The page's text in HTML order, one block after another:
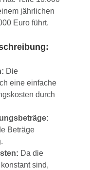
jährlichen
Euro führt.
Die
eine einfache
durch
Beträge
Da die
sind,